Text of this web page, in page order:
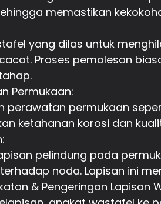
memastikan
yang dilas untuk
Proses pemolesan
Permukaan:
perawatan permukaan
ketahanan korosi dan
pelindung pada
noda. Lapisan ini
& Pengeringan Lapisan